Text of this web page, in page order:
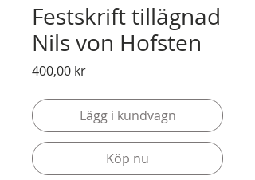
Festskrift tillägnad
Nils von Hofsten
400,00 krPris
Lägg i kundvagn
Köp nu